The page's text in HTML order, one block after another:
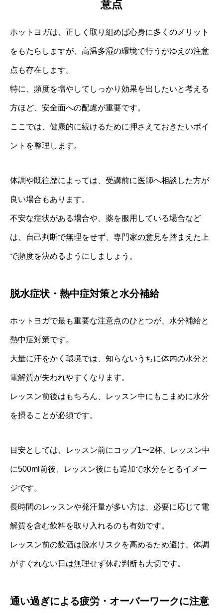
意点
ホットヨガは、正しく取り組めば心身に多くのメリット
をもたらしますが、高温多湿の環境で行うがゆえの注意
点も存在します。
特に、頻度を増やしてしっかり効果を出したいと考える
方ほど、安全面への配慮が重要です。
ここでは、健康的に続けるために押さえておきたいポイ
ントを整理します。
体調や既往歴によっては、受講前に医師へ相談した方が
良い場合もあります。
不安な症状がある場合や、薬を服用している場合など
は、自己判断で無理をせず、専門家の意見を踏まえた上
で頻度を決めるようにしましょう。
脱水症状・熱中症対策と水分補給
ホットヨガで最も重要な注意点のひとつが、水分補給と
熱中症対策です。
大量に汗をかく環境では、知らないうちに体内の水分と
電解質が失われやすくなります。
レッスン前後はもちろん、レッスン中にもこまめに水分
を摂ることが必須です。
目安としては、レッスン前にコップ1〜2杯、レッスン中
に500ml前後、レッスン後にも追加で水分をとるイメー
ジです。
長時間のレッスンや発汗量が多い方は、必要に応じて電
解質を含む飲料を取り入れるのも有効です。
レッスン前の飲酒は脱水リスクを高めるため避け、体調
がすぐれない日は無理せず休む判断も大切です。
通い過ぎによる疲労・オーバーワークに注意